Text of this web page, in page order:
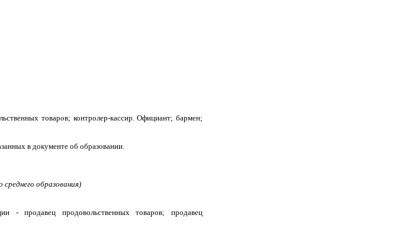
товаров; контролер-кассир. Официант; бармен;
в документе об образовании.
среднего образования)
- продавец продовольственных товаров; продавец